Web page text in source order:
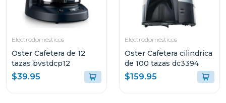
Electrodomésticos
Oster Cafetera de 12
tazas bvstdcp12
$39.95
Electrodomésticos
Oster Cafetera cilindrica
de 100 tazas dc3394
$159.95